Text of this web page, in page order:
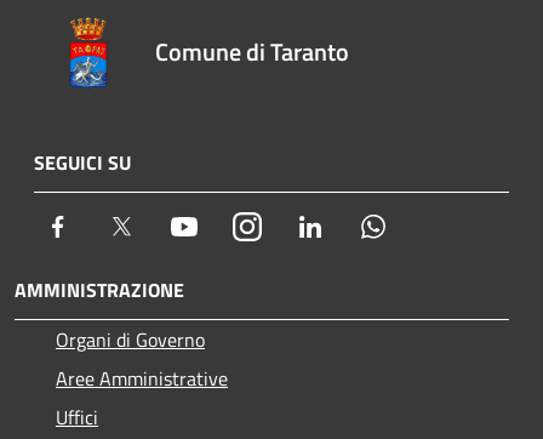
Comune di Taranto
SEGUICI SU
Facebook Twitter YoutubeInstagram LinkedIn
AMMINISTRAZIONE
Organi di Governo
Aree Amministrative
Uffici